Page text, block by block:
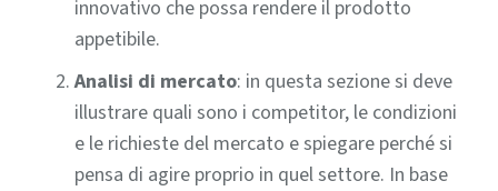
innovativo che possa rendere il prodotto
appetibile.
Analisi di mercato: in questa sezione si deve
illustrare quali sono i competitor, le condizioni
e le richieste del mercato e spiegare perché si
pensa di agire proprio in quel settore. In base